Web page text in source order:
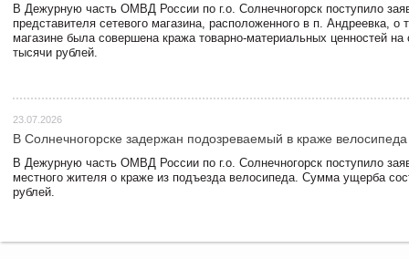
В Дежурную часть ОМВД России по г.о. Солнечногорск поступило
представителя сетевого магазина, расположенного в п. Андреевка, о
магазине была совершена кража товарно-материальных ценностей
тысячи рублей.
23.07.2026
В Солнечногорске задержан подозреваемый в краже велосипеда
В Дежурную часть ОМВД России по г.о. Солнечногорск поступило
местного жителя о краже из подъезда велосипеда. Сумма ущерба
рублей.